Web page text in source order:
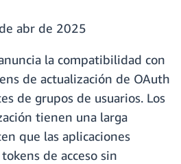
abr de 2025
la compatibilidad con
de actualización de OAuth
de grupos de usuarios. Los
tienen una larga
que las aplicaciones
de acceso sin